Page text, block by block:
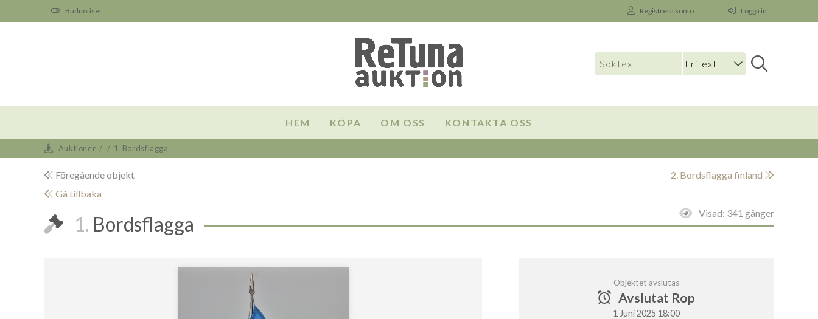
Budnotiser Registrera konto Logga in
HEM KÖPA OM OSS KONTAKTA OSS
Auktioner / / 1. Bordsflagga
Föregående objekt
2. Bordsflagga finland
Gå tillbaka
Visad: 341 gånger
1. Bordsflagga
Objektet avslutas
Avslutat Rop
1 Juni 2025 18:00